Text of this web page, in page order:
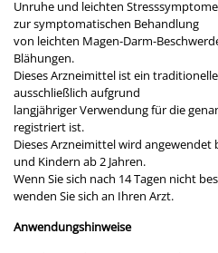
Unruhe und leichten
zur symptomatischen Behandlung
von leichten Magen-Darm-
Blähungen.
Dieses Arzneimittel ist ein
ausschließlich aufgrund
langjähriger Verwendung für die
registriert ist.
Dieses Arzneimittel wird angewendet
und Kindern ab 2 Jahren.
Wenn Sie sich nach 14 Tagen nicht
wenden Sie sich an Ihren Arzt.
Anwendungshinweise